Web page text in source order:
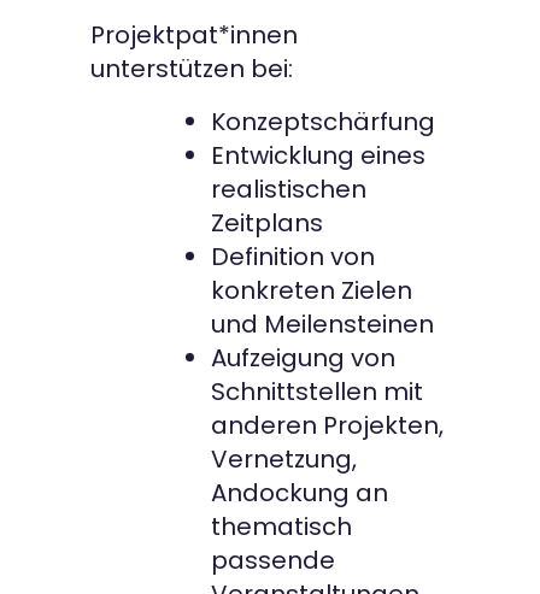
Projektpat*innen
unterstützen bei:
Konzeptschärfung
Entwicklung eines
realistischen
Zeitplans
Definition von
konkreten Zielen
und Meilensteinen
Aufzeigung von
Schnittstellen mit
anderen Projekten,
Vernetzung,
Andockung an
thematisch
passende